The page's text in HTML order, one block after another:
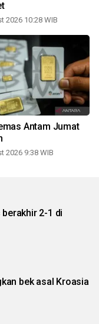
2026 10:28 WIB
Antam Jumat
2026 9:38 WIB
2-1 di
bek asal Kroasia